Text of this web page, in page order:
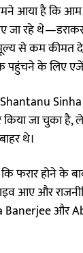
आया है कि
जा रहे
से कम कीमत
के लिए
किया जा चुका
थे।
फरार होने के
आए और
और